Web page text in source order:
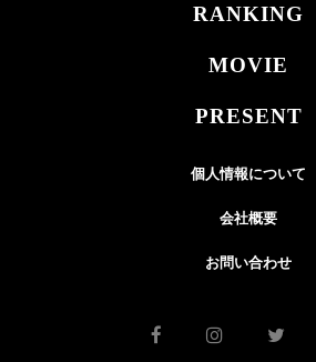
RANKING
MOVIE
PRESENT
個人情報について
会社概要
お問い合わせ